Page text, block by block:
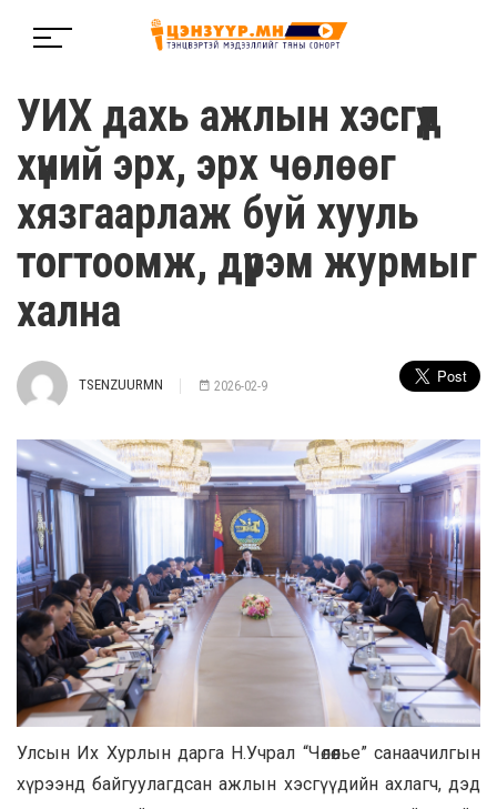
УИХ дахь ажлын хэсгүүд
хүний эрх, эрх чөлөөг
хязгаарлаж буй хууль
тогтоомж, дүрэм журмыг
хална
TSENZUURMN 2026-02-9
Улсын Их Хурлын дарга Н.Учрал “Чөлөөлье” санаачилгын
хүрээнд байгуулагдсан ажлын хэсгүүдийн ахлагч, дэд